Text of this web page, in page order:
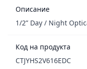
Описание
1/2” Day / Night
Код на продукта
CTJYHS2V616EDC